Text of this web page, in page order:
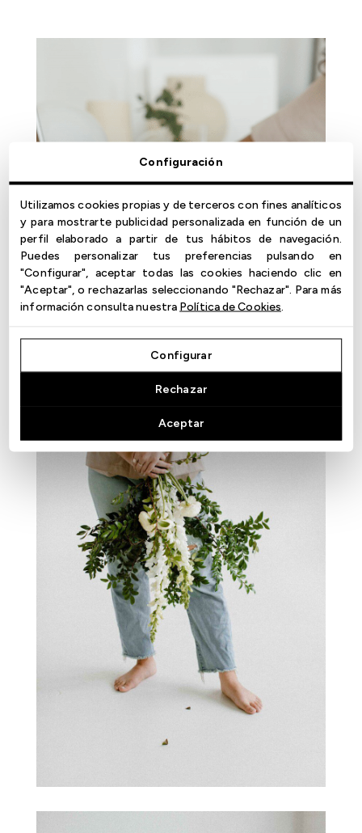
Configuración
Utilizamos cookies propias y de terceros con fines analíticos
y para mostrarte publicidad personalizada en función de un
perfil elaborado a partir de tus hábitos de navegación.
Puedes personalizar tus preferencias pulsando en
"Configurar", aceptar todas las cookies haciendo clic en
"Aceptar", o rechazarlas seleccionando "Rechazar". Para más
información consulta nuestra Política de Cookies.
Configurar
Rechazar
Aceptar